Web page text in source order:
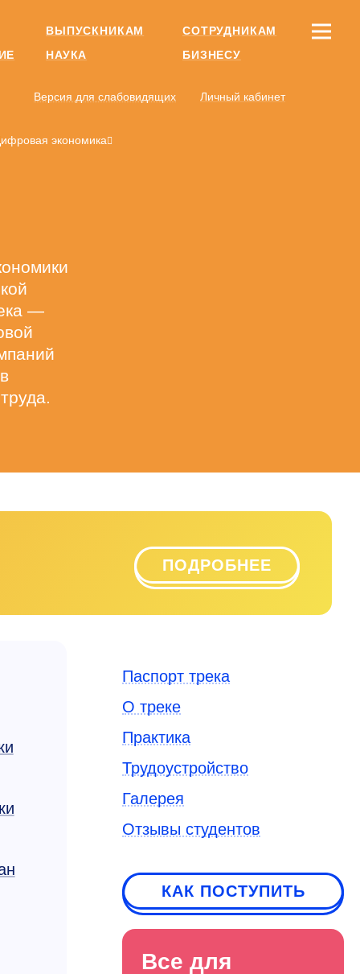
ВЫПУСКНИКАМ
СОТРУДНИКАМ
НАУКА БИЗНЕСУ
Версия для слабовидящих Личный кабинет
экономика
—
ПОДРОБНЕЕ
Паспорт трека
О треке
Практика
Трудоустройство
Галерея
Отзывы студентов
КАК ПОСТУПИТЬ
Все для
трека
+7 495 638-46-48
shipkova.ot@misis